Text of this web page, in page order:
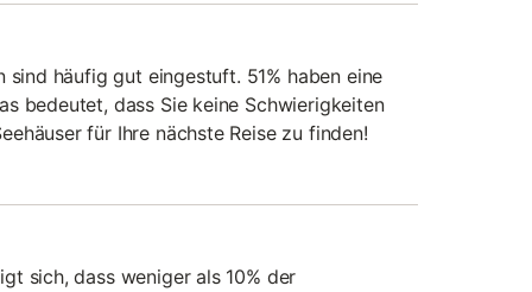
sind häufig gut eingestuft. 51% haben eine
bedeutet, dass Sie keine Schwierigkeiten
für Ihre nächste Reise zu finden!
sich, dass weniger als 10% der